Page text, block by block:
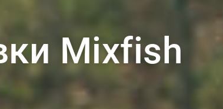
Mixfish